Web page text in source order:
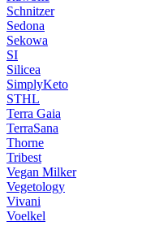
Schnitzer
Sedona
Sekowa
SI
Silicea
SimplyKeto
STHL
Terra Gaia
TerraSana
Thorne
Tribest
Vegan Milker
Vegetology
Vivani
Voelkel